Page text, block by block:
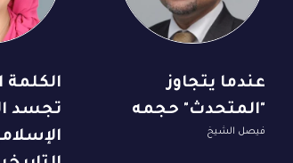
عندما يتجاوز
"المتحدث" حجمه
فيصل الشيخ
الكلمة
تجسد